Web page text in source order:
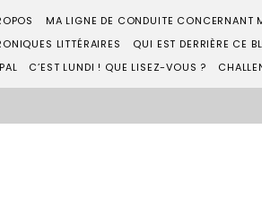
MA LIGNE DE CONDUITE CONCERNANT
LITTÉRAIRES
QUI EST DERRIÈRE CE
C’EST LUNDI ! QUE LISEZ-VOUS ?